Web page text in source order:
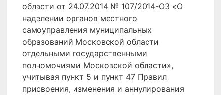
области от 24.07.2014 № 107/2014-ОЗ «О
наделении органов местного
самоуправления муниципальных
образований Московской области
отдельными государственными
полномочиями Московской области»,
учитывая пункт 5 и пункт 47 Правил
присвоения, изменения и аннулирования